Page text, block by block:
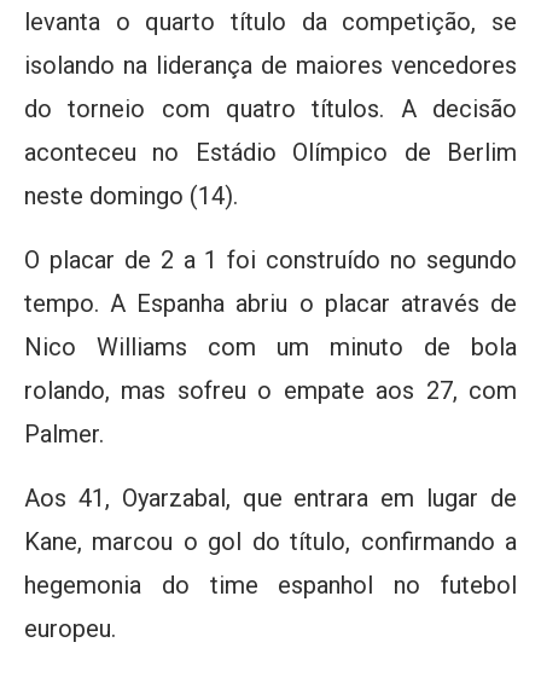
levanta o quarto título da competição, se
isolando na liderança de maiores vencedores
do torneio com quatro títulos. A decisão
aconteceu no Estádio Olímpico de Berlim
neste domingo (14).
O placar de 2 a 1 foi construído no segundo
tempo. A Espanha abriu o placar através de
Nico Williams com um minuto de bola
rolando, mas sofreu o empate aos 27, com
Palmer.
Aos 41, Oyarzabal, que entrara em lugar de
Kane, marcou o gol do título, confirmando a
hegemonia do time espanhol no futebol
europeu.